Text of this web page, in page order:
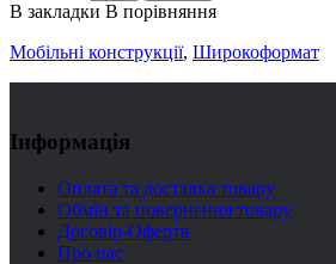
В закладки В порівняння
Мобільні конструкції, Широкоформат
Інформація
Оплата та доставка товару
Обмін та повернення товару
Договір-Оферта
Про нас